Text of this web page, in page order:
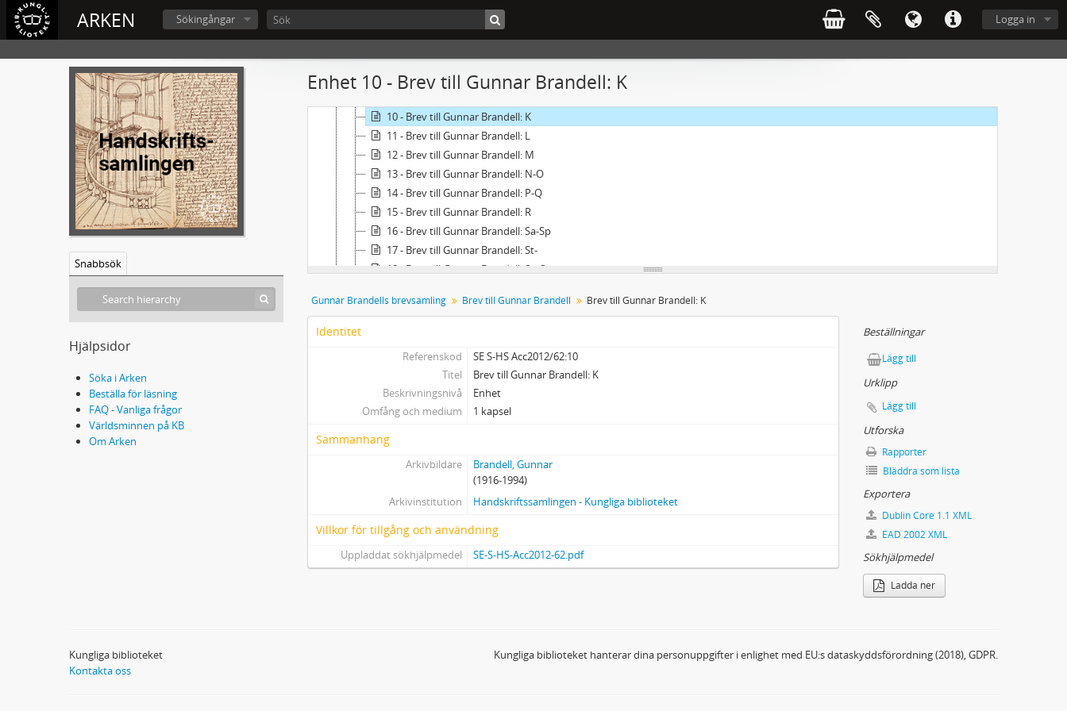
ARKEN Logga in
Sökingångar
Snabbsök
Hjälpsidor
Söka i Arken
Beställa för läsning
FAQ - Vanliga frågor
Världsminnen på KB
Om Arken
Enhet 10 - Brev till Gunnar Brandell: K
5 - Brev till Gunnar Brandell: D-E
6 - Brev till Gunnar Brandell: F
7 - Brev till Gunnar Brandell: G
8 - Brev till Gunnar Brandell: H
10 - Brev till Gunnar Brandell: K
11 - Brev till Gunnar Brandell: L
12 - Brev till Gunnar Brandell: M
13 - Brev till Gunnar Brandell: N-O
14 - Brev till Gunnar Brandell: P-Q
15 - Brev till Gunnar Brandell: R
16 - Brev till Gunnar Brandell: Sa-Sp
17 - Brev till Gunnar Brandell: St-
18 - Brev till Gunnar Brandell: Su-Sö
20 - Brev till Gunnar Brandell: U-Wh
23 - Korrespondens
24 - Brev - Litteraturhistoriska institutionen
25 - Brev från Gunnar Brandell
26 - Utlåtanden
27 - Handlingar rörande tillsättande av tjänster
28 - Handlingar rörande undervisning - drama, teater, film
29 - Handlingar rörande Strindbergssällskapet
Gunnar Brandells brevsamling Brev till Gunnar Brandell Brev till Gunnar Brandell: K
Identitet
Referenskod
SE S-HS Acc2012/62:10
Titel
Brev till Gunnar Brandell: K
Beskrivningsnivå
Enhet
Omfång och medium
1 kapsel
Sammanhang
Arkivbildare
Brandell, Gunnar
(1916-1994)
Arkivinstitution
Handskriftssamlingen - Kungliga biblioteket
Villkor för tillgång och användning
Uppladdat sökhjälpmedel SE-S-HS-Acc2012-62.pdf
Beställningar
Lägg till
Urklipp
Lägg till
Utforska
Rapporter
Bläddra som lista
Exportera
Dublin Core 1.1 XML
EAD 2002 XML
Sökhjälpmedel
Ladda ner
Kungliga biblioteket
Kontakta oss
Kungliga biblioteket hanterar dina personuppgifter i enlighet med EU:s dataskyddsförordning (2018), GDPR.